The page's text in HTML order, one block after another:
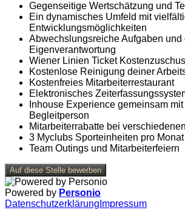
Gegenseitige Wertschätzung und
Ein dynamisches Umfeld mit
Entwicklungsmöglichkeiten
Abwechslungsreiche Aufgaben und
Eigenverantwortung
Wiener Linien Ticket
Kostenlose Reinigung deiner
Kostenfreies Mitarbeiterrestaurant
Elektronisches
Inhouse Experience gemeinsam
Begleitperson
Mitarbeiterrabatte bei
3 Myclubs Sporteinheiten pro Monat
Team Outings und Mitarbeiterfeiern
Auf diese Stelle bewerben
Powered by Personio
Datenschutzerklärung Impressum